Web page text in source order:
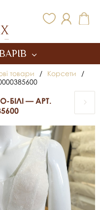
товари / Корсети
/
БІЛІ — АРТ.